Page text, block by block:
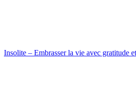
Insolite – Embrasser la vie avec gratitude